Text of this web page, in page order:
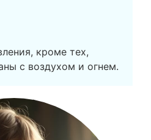
кроме тех,
с воздухом и огнем.